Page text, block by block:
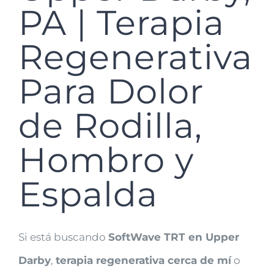
PA | Terapia
Regenerativa
Para Dolor
de Rodilla,
Hombro y
Espalda
Si está buscando SoftWave TRT en Upper
Darby, terapia regenerativa cerca de mío